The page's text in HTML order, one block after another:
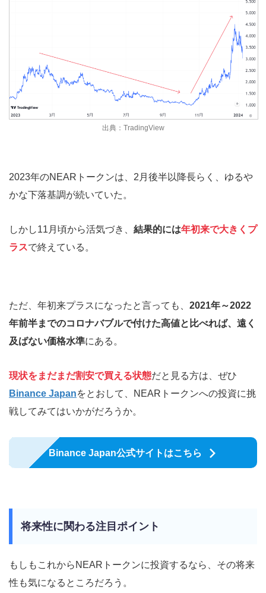
出典：TradingView
2023年のNEARトークンは、2月後半以降長らく、ゆるや
かな下落基調が続いていた。
しかし11月頃から活気づき、 結果的には年初来で大きくプ
ラスで終えている。
ただ、年初来プラスになったと言っても、 2021年～2022
年前半までのコロナバブルで付けた高値と比べれば、遠く
及ばない価格水準にある。
現状をまだまだ割安で買える状態だと見る方は、ぜひ
Binance Japanをとおして、NEARトークンへの投資に挑
戦してみてはいかがだろうか。
Binance Japan公式サイトはこちら
将来性に関わる注目ポイント
もしもこれからNEARトークンに投資するなら、その将来
性も気になるところだろう。